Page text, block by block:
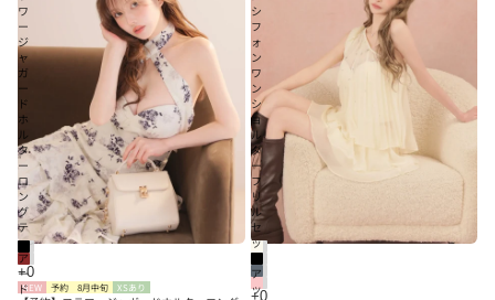
ワ
ー
ジ
ャ
ガ
ー
ド
ホ
ル
タ
ー
ロ
ン
グ
テ
ィ
ア
ー
ドNEW 予約 8月中旬 XSあり
シ
フ
ォ
ン
ワ
ン
シ
ョ
ル
ダ
ー
フ
リ
ル
セ
ッ
ト
ア
ッ